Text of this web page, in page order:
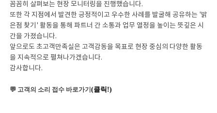
꼼꼼히 살펴보는 현장 모니터링을 진행했습니다.
또한 각 지점에서 발견한 긍정적이고 우수한 사례를 발굴해 공유하는 '밝
은점 찾기' 활동을 통해 파트너 간 소통과 업무 열정을 높이는 뜻깊은 시
간을 가졌습니다.
앞으로도 초고객만족실은 고객감동을 목표로 현장 중심의 다양한 활동
을 지속적으로 펼쳐나가겠습니다.
감사합니다.
💬 고객의 소리 접수 바로가기 (클릭 !)